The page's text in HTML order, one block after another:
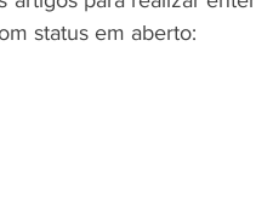
status em aberto: